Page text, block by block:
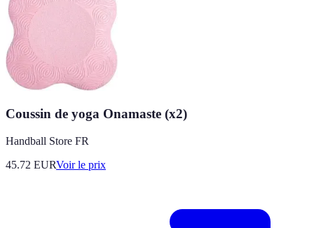
Coussin de yoga Onamaste (x2)
Handball Store FR
45.72 EURVoir le prix